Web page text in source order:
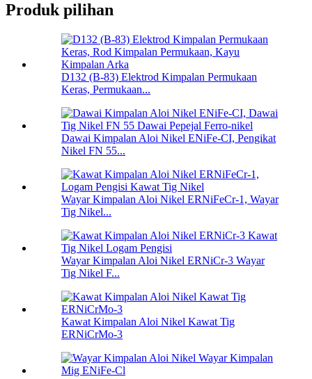
Produk pilihan
D132 (B-83) Elektrod Kimpalan Permukaan
Keras, Permukaan...
Dawai Kimpalan Aloi Nikel ENiFe-CI, Pengikat
Nikel FN 55...
Wayar Kimpalan Aloi Nikel ERNiFeCr-1, Wayar
Tig Nikel...
Wayar Kimpalan Aloi Nikel ERNiCr-3 Wayar
Tig Nikel F...
Kawat Kimpalan Aloi Nikel Kawat Tig
ERNiCrMo-3